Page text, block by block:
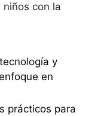
con la
y
en
prácticos para